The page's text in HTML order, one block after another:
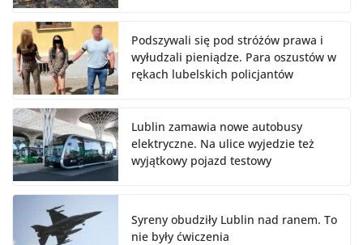
Podszywali się pod stróżów prawa i
wyłudzali pieniądze. Para oszustów w
rękach lubelskich policjantów
Lublin zamawia nowe autobusy
elektryczne. Na ulice wyjedzie też
wyjątkowy pojazd testowy
Syreny obudziły Lublin nad ranem. To
nie były ćwiczenia